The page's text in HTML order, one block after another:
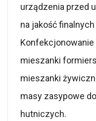
urządzenia przed
na jakość
mieszanki
mieszanki
masy zasypowe
hutniczych.